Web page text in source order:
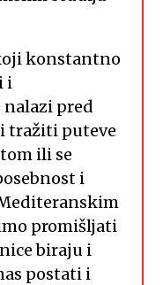
konstantno
i
nalazi pred
tražiti puteve
ili se
i
promišljati
biraju i
postati i